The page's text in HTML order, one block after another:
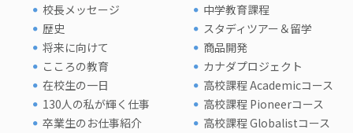
校長メッセージ
歴史
将来に向けて
こころの教育
在校生の一日
130人の私が輝く仕事
卒業生のお仕事紹介
中学教育課程
スタディツアー＆留学
商品開発
カナダプロジェクト
高校課程 Academicコース
高校課程 Pioneerコース
高校課程 Globalistコース